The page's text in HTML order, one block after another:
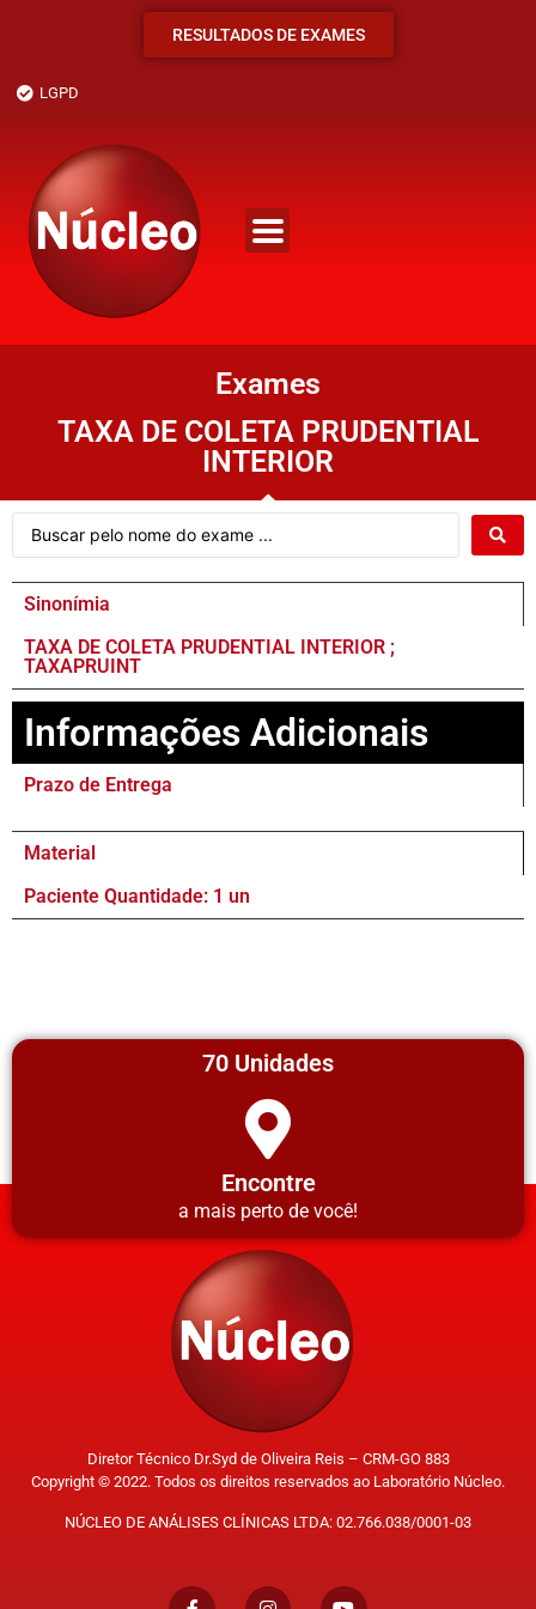
RESULTADOS DE EXAMES
LGPD
Exames
TAXA DE COLETA PRUDENTIAL
INTERIOR
Sinonímia
TAXA DE COLETA PRUDENTIAL INTERIOR ;
TAXAPRUINT
Informações Adicionais
Prazo de Entrega
Material
Paciente Quantidade: 1 un
70 Unidades
Encontre
a mais perto de você!
Diretor Técnico Dr.Syd de Oliveira Reis – CRM-GO 883
Copyright © 2022. Todos os direitos reservados ao Laboratório Núcleo.
NÚCLEO DE ANÁLISES CLÍNICAS LTDA: 02.766.038/0001-03